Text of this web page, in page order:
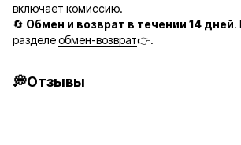
включает комиссию.
🔄 Обмен и возврат в течении 14 дней.
разделеобмен-возврат👉.
💭Отзывы